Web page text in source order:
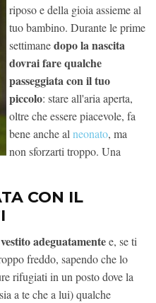
riposo e della gioia assieme al
tuo bambino. Durante le prime
settimanedopo la nascita
dovrai fare qualche
passeggiata con il tuo
piccolo: stare all'aria aperta,
oltre che essere piacevole, fa
bene anche al neonato, ma
non sforzarti troppo. Una
CON IL
vestito adeguatamentee, se ti
freddo, sapendo che lo
rifugiati in un posto dove la
a te che a lui) qualche